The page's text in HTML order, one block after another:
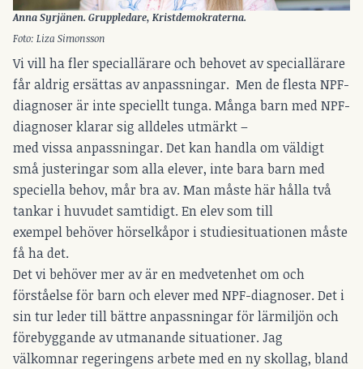
Anna Syrjänen. Gruppledare, Kristdemokraterna.
Foto: Liza Simonsson
Vi vill ha fler speciallärare och behovet av speciallärare
får aldrig ersättas av anpassningar. Men de flesta NPF-
diagnoser är inte speciellt tunga. Många barn med NPF-
diagnoser klarar sig alldeles utmärkt –
med vissa anpassningar. Det kan handla om väldigt
små justeringar som alla elever, inte bara barn med
speciella behov, mår bra av. Man måste här hålla två
tankar i huvudet samtidigt. En elev som till
exempel behöver hörselkåpor i studiesituationen måste
få ha det.
Det vi behöver mer av är en medvetenhet om och
förståelse för barn och elever med NPF-diagnoser. Det i
sin tur leder till bättre anpassningar för lärmiljön och
förebyggande av utmanande situationer. Jag
välkomnar regeringens arbete med en ny skollag, bland